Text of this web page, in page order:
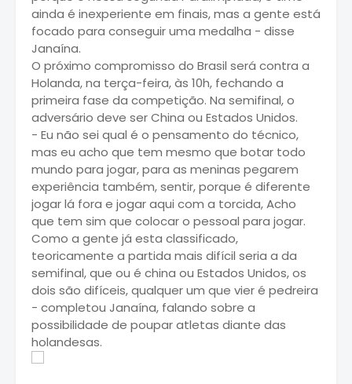
ainda é inexperiente em finais, mas a gente está
focado para conseguir uma medalha - disse
Janaína.
O próximo compromisso do Brasil será contra a
Holanda, na terça-feira, às 10h, fechando a
primeira fase da competição. Na semifinal, o
adversário deve ser China ou Estados Unidos.
- Eu não sei qual é o pensamento do técnico,
mas eu acho que tem mesmo que botar todo
mundo para jogar, para as meninas pegarem
experiência também, sentir, porque é diferente
jogar lá fora e jogar aqui com a torcida, Acho
que tem sim que colocar o pessoal para jogar.
Como a gente já esta classificado,
teoricamente a partida mais difícil seria a da
semifinal, que ou é china ou Estados Unidos, os
dois são difíceis, qualquer um que vier é pedreira
- completou Janaína, falando sobre a
possibilidade de poupar atletas diante das
holandesas.